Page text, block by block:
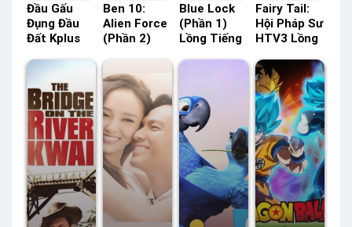
Đầu Gấu
Đụng Đầu
Đất Kplus
Minh –
Status: HD
Thuyết
Minh
Ben 10:
Alien Force
(Phần 2)
Status: 13 /
13 Thuyết
Minh
Blue Lock
(Phần 1)
Lồng Tiếng
24 / 24
Fairy Tail:
Hội Pháp Sư
HTV3 Lồng
Status: 226
/ 226 Lồng
Tiếng